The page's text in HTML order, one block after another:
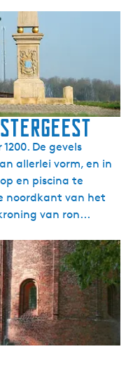
De gevels
allerlei vorm, en in
en piscina te
noordkant van het
van ron...